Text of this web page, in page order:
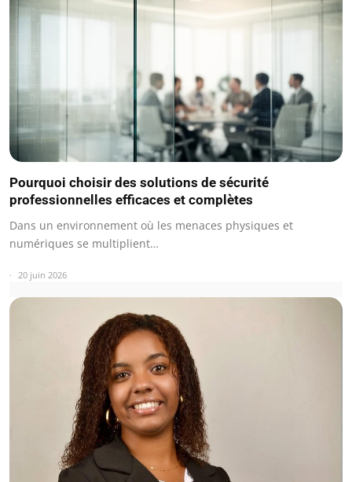
Pourquoi choisir des solutions de sécurité
professionnelles efficaces et complètes
Dans un environnement où les menaces physiques et
numériques se multiplient…
20 juin 2026